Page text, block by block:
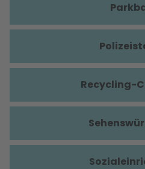
Recycling-